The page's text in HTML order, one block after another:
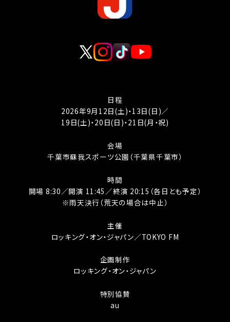
日程
2026年9月12日(土)・13日(日)／
19日(土)・20日(日)・21日(月・祝)
会場
千葉市蘇我スポーツ公園（千葉県千葉市）
時間
開場 8:30／開演 11:45／終演 20:15（各日とも予定）
※雨天決行（荒天の場合は中止）
主催
ロッキング・オン・ジャパン／TOKYO FM
企画制作
ロッキング・オン・ジャパン
特別協賛
au